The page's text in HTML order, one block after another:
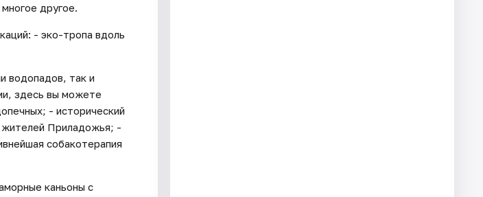
другое.
- эко-тропа вдоль
водопадов, так и
здесь вы можете
- исторический
жителей Приладожья; -
собакотерапия
каньоны с